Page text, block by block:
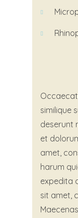
similique
deserunt
et
amet,
harum
expedita
sit amet,